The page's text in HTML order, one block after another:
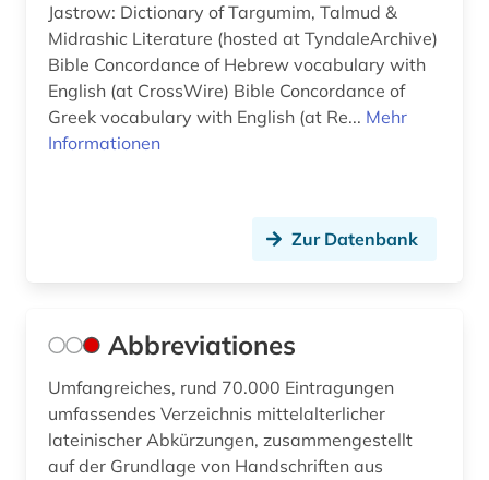
bibel. altes testament (1)
bibel. deuteronomium (1)
bibel. neues testament (1)
bibelkunde (1)
bibeltext (1)
bibelwissenschaft (10)
bibelübersetzung (4)
bible (1)
Jastrow: Dictionary of Targumim, Talmud &
Midrashic Literature (hosted at TyndaleArchive)
Bible Concordance of Hebrew vocabulary with
English (at CrossWire) Bible Concordance of
Greek vocabulary with English (at Re... Mehr
Informationen
Zur Datenbank
Abbreviationes
Umfangreiches, rund 70.000 Eintragungen
umfassendes Verzeichnis mittelalterlicher
lateinischer Abkürzungen, zusammengestellt
auf der Grundlage von Handschriften aus